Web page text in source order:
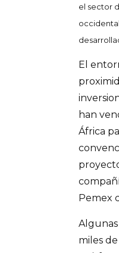
el sector
El
han
África
Pemex
Algunas
miles